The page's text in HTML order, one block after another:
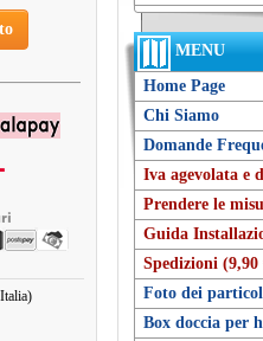
MENU
Home Page
Chi Siamo
Domande
Iva agevolata e
Prendere le
Guida
Spedizioni (9,90
Foto dei
Box doccia per